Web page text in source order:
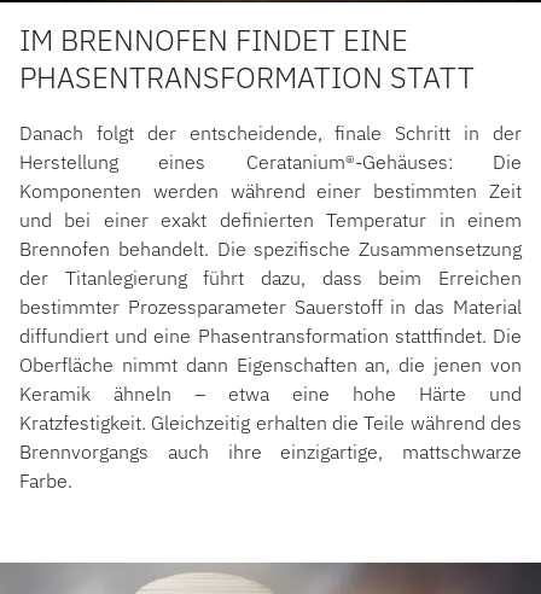
IM BRENNOFEN FINDET EINE
PHASENTRANSFORMATION STATT
Danach folgt der entscheidende, finale Schritt in der
Herstellung eines Ceratanium®-Gehäuses: Die
Komponenten werden während einer bestimmten Zeit
und bei einer exakt definierten Temperatur in einem
Brennofen behandelt. Die spezifische Zusammensetzung
der Titanlegierung führt dazu, dass beim Erreichen
bestimmter Prozessparameter Sauerstoff in das Material
diffundiert und eine Phasentransformation stattfindet. Die
Oberfläche nimmt dann Eigenschaften an, die jenen von
Keramik ähneln – etwa eine hohe Härte und
Kratzfestigkeit. Gleichzeitig erhalten die Teile während des
Brennvorgangs auch ihre einzigartige, mattschwarze
Farbe.